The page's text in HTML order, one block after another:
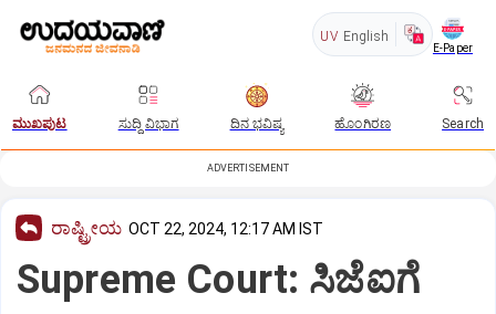
UV English
E-Paper
ಮುಖಪುಟ ಸುದ್ದಿ ವಿಭಾಗ ದಿನ ಭವಿಷ್ಯ ಹೊಂಗಿರಣ Search
ADVERTISEMENT
ರಾಷ್ಟ್ರೀಯ OCT 22, 2024, 12:17 AM IST
Supreme Court: ಸಿಜೆಐಗೆ